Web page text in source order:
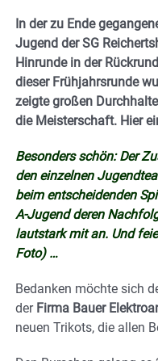
In der zu Ende
Jugend der SG
Hinrunde in der
dieser Frühjahrsrunde
zeigte großen
die Meisterschaft. Hier
Besonders schön: Der
den einzelnen
beim entscheidenden
A-Jugend deren
lautstark mit an. Und
Foto) …
Bedanken möchte sich
der Firma Bauer
neuen Trikots, die allen